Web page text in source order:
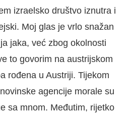
izraelsko društvo iznutra i
Moj glas je vrlo snažan
jaka, već zbog okolnosti
to govorim na austrijskom
rođena u Austriji. Tijekom
agencije morale su
sa mnom. Međutim, rijetko